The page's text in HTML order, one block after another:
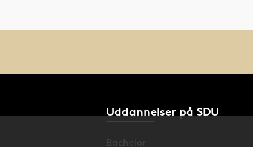
Uddannelser på SDU
Bachelor